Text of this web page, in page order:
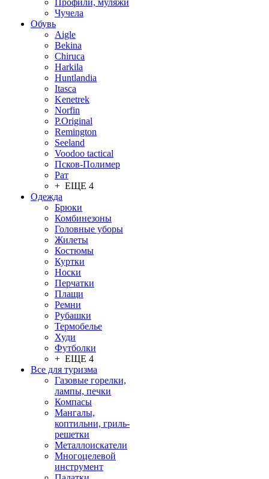
Профили, муляжи
Чучела
Обувь
Aigle
Bekina
Chiruсa
Harkila
Huntlandia
Itasca
Kenetrek
Norfin
P.Original
Remington
Seeland
Voodoo tactical
Псков-Полимер
Рат
+ ЕЩЕ 4
Одежда
Брюки
Комбинезоны
Головные уборы
Жилеты
Костюмы
Куртки
Носки
Перчатки
Плащи
Ремни
Рубашки
Термобелье
Худи
Футболки
+ ЕЩЕ 4
Все для туризма
Газовые горелки,
лампы, печки
Компасы
Мангалы,
коптильни, гриль-
решетки
Металлоискатели
Многоцелевой
инструмент